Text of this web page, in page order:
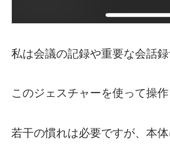
私は会議の記録や重要な会話録
このジェスチャーを使って操作
若干の慣れは必要ですが、本